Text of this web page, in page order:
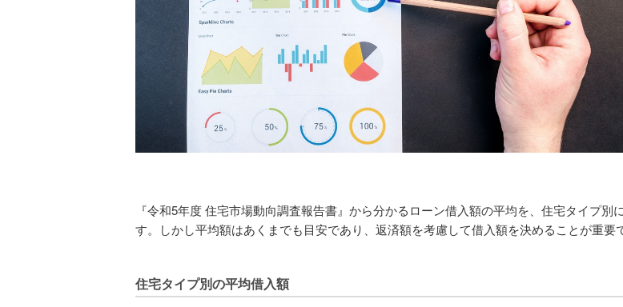
『令和5年度 住宅市場動向調査報告書』から分かるローン借入額の平均を、住宅タイプ別
す。しかし平均額はあくまでも目安であり、返済額を考慮して借入額を決めることが重要で
住宅タイプ別の平均借入額